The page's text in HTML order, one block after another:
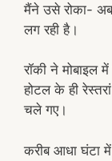
मैंने उसे रोका-
लग रही है।
रॉकी ने मोबाइल
होटल के ही
चले गए।
करीब आधा घंटा